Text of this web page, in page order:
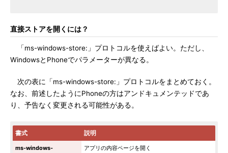
直接ストアを開くには？
「ms-windows-store:」プロトコルを使えばよい。ただし、
WindowsとPhoneでパラメーターが異なる。
次の表に「ms-windows-store:」プロトコルをまとめておく。
なお、前述したようにPhoneの方はアンドキュメンテッドであ
り、予告なく変更される可能性がある。
書式 説明
ms-windows-
アプリの内容ページを開く